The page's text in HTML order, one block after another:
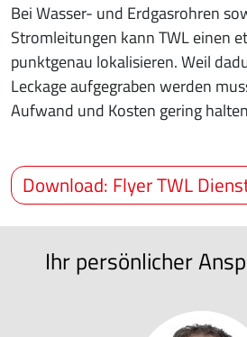
Bei Wasser- und Erdgasrohren
Stromleitungen kann TWL einen
punktgenau lokalisieren. Weil
Leckage aufgegraben werden
Aufwand und Kosten gering
Download: Flyer TWL
Ihr persönlicher